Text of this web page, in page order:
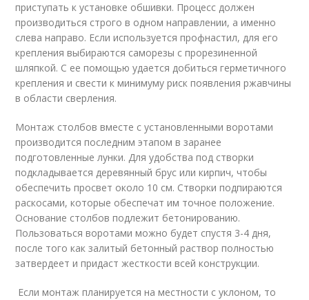
приступать к установке обшивки. Процесс должен
производиться строго в одном направлении, а именно
слева направо. Если используется профнастил, для его
крепления выбираются саморезы с прорезиненной
шляпкой. С ее помощью удается добиться герметичного
крепления и свести к минимуму риск появления ржавчины
в области сверления.
Монтаж столбов вместе с установленными воротами
производится последним этапом в заранее
подготовленные лунки. Для удобства под створки
подкладывается деревянный брус или кирпич, чтобы
обеспечить просвет около 10 см. Створки подпираются
раскосами, которые обеспечат им точное положение.
Основание столбов подлежит бетонированию.
Пользоваться воротами можно будет спустя 3-4 дня,
после того как залитый бетонный раствор полностью
затвердеет и придаст жесткости всей конструкции.
Если монтаж планируется на местности с уклоном, то